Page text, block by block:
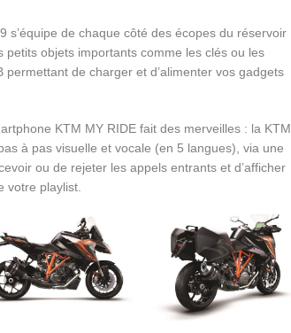
s’équipe de chaque côté des écopes du réservoir
objets importants comme les clés ou les
de charger et d’alimenter vos gadgets
KTM MY RIDE fait des merveilles : la KTM
à pas visuelle et vocale (en 5 langues), via une
ou de rejeter les appels entrants et d’afficher
votre playlist.